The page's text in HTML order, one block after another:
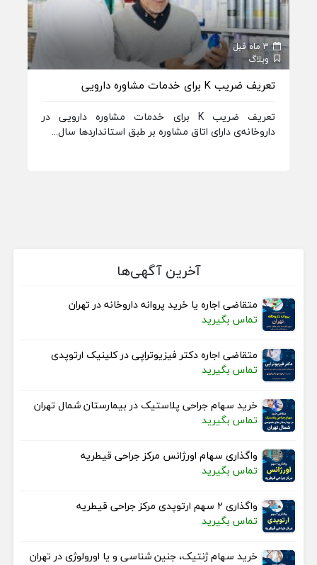
3 ماه قبل
وبلاگ
تعریف ضریب K برای خدمات مشاوره دارویی
تعریف ضریب K برای خدمات مشاوره دارویی در
داروخانه‌ی دارای اتاق مشاوره بر طبق استانداردها سال...
آخرین آگهی‌ها
متقاضی اجاره یا خرید پروانه داروخانه در تهران
تماس بگیرید
متقاضی اجاره دکتر فیزیوتراپی در کلینیک ارتوپدی
تماس بگیرید
خرید سهام جراحی پلاستیک در بیمارستان شمال تهران
تماس بگیرید
واگذاری سهام اورژانس مرکز جراحی قیطریه
تماس بگیرید
واگذاری ۲ سهم ارتوپدی مرکز جراحی قیطریه
تماس بگیرید
خرید سهام ژنتیک، جنین شناسی و یا اورولوژی در تهران